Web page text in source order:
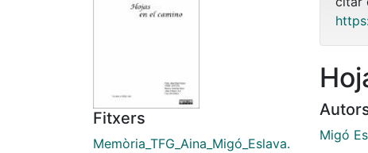
Fitxers
Memòria_TFG_Aina_Migó_Eslava.
Migó